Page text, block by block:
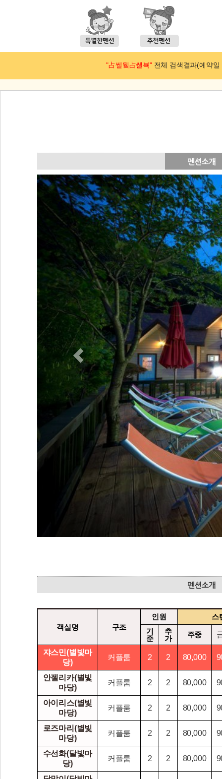
"占쎌뒠占쎌뵥"전체 검색결과(예약일
객실명 구조
인원
스
기
준
추
가
주중
쟈스민(별빛마
당)
커플룸 2 2 80,000
안젤리카(별빛
마당)
커플룸 2 2 80,000
아이리스(별빛
마당)
커플룸 2 2 80,000
로즈마리(별빛
마당)
커플룸 2 2 80,000
수선화(달빛마
당)
커플룸 2 2 80,000